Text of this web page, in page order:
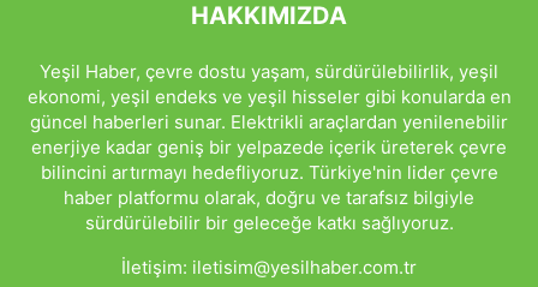
HAKKIMIZDA
Yeşil Haber, çevre dostu yaşam, sürdürülebilirlik, yeşil
ekonomi, yeşil endeks ve yeşil hisseler gibi konularda en
güncel haberleri sunar. Elektrikli araçlardan yenilenebilir
enerjiye kadar geniş bir yelpazede içerik üreterek çevre
bilincini artırmayı hedefliyoruz. Türkiye'nin lider çevre
haber platformu olarak, doğru ve tarafsız bilgiyle
sürdürülebilir bir geleceğe katkı sağlıyoruz.
İletişim: iletisim@yesilhaber.com.tr